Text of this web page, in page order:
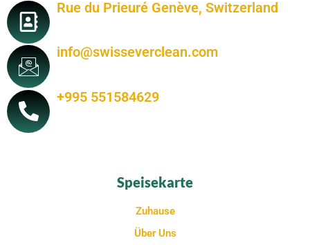
Rue du Prieuré Genève, Switzerland
info@swisseverclean.com
+995 551584629
Speisekarte
Zuhause
Über Uns